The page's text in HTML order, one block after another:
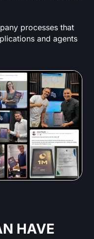
processes that
and agents
HAVE